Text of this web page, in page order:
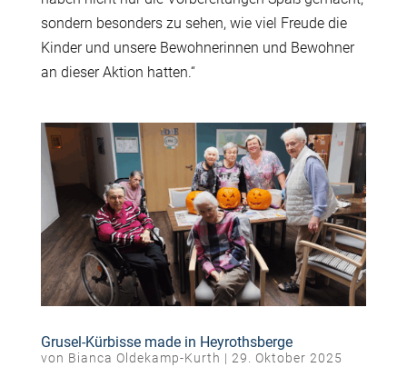
sondern besonders zu sehen, wie viel Freude die
Kinder und unsere Bewohnerinnen und Bewohner
an dieser Aktion hatten.“
Grusel-Kürbisse made in Heyrothsberge
von Bianca Oldekamp-Kurth | 29. Oktober 2025